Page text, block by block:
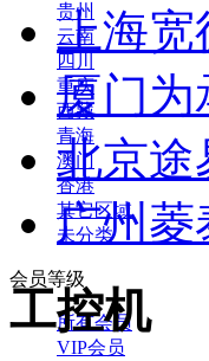
贵州
云南
四川
重庆
西藏
青海
澳门
香港
其它区域
未分类
会员等级
所有会员
VIP会员
上海宽
厦门为
北京途
广州菱
工控机